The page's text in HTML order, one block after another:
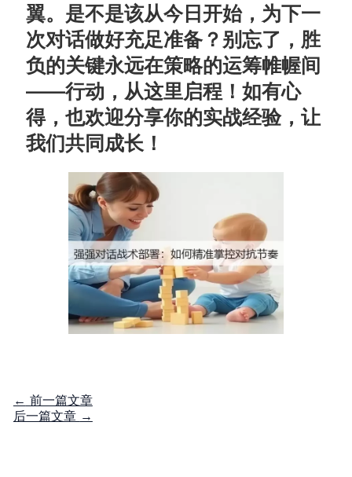
翼。是不是该从今日开始，为下一
次对话做好充足准备？别忘了，胜
负的关键永远在策略的运筹帷幄间
——行动，从这里启程！如有心
得，也欢迎分享你的实战经验，让
我们共同成长！
← 前一篇文章
后一篇文章 →